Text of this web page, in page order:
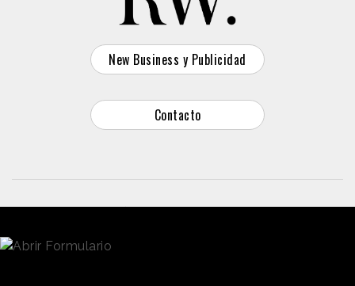
New Business y Publicidad
Contacto
Dirección: Calle Antonio Pirala 29. Madrid, 28017